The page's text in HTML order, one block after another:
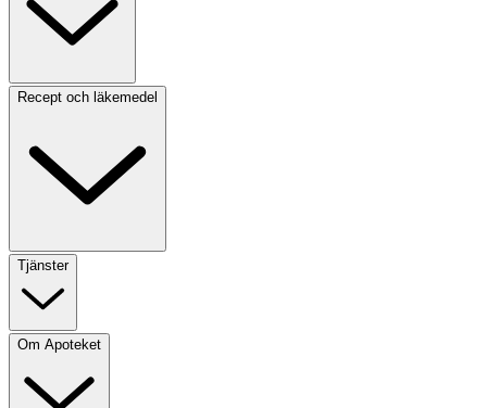
Recept och läkemedel
Tjänster
Om Apoteket